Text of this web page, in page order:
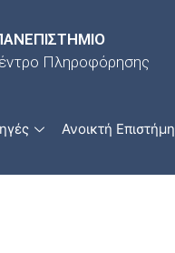
Πληροφόρησης
Ανοικτή Επιστήμη